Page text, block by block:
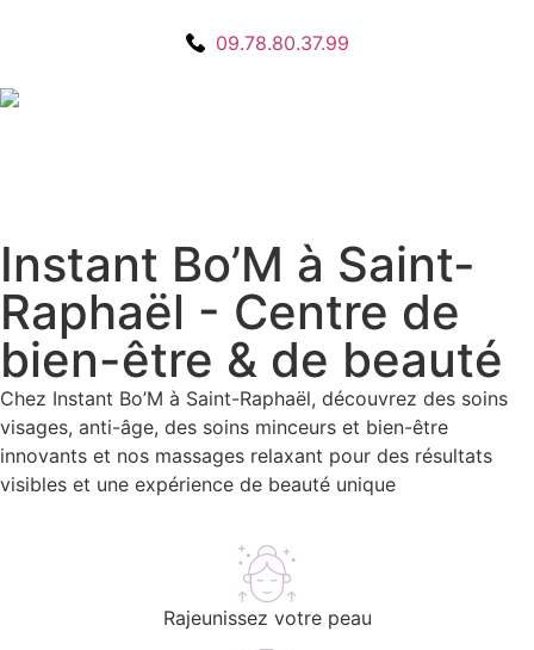
09.78.80.37.99
Instant Bo’M à Saint-
Raphaël - Centre de
bien-être & de beauté
Chez Instant Bo’M à Saint-Raphaël, découvrez des soins
visages, anti-âge, des soins minceurs et bien-être
innovants et nos massages relaxant pour des résultats
visibles et une expérience de beauté unique
Rajeunissez votre peau